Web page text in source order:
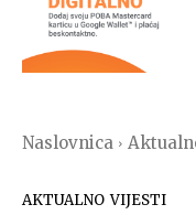
Naslovnica
AKTUALNO VIJESTI